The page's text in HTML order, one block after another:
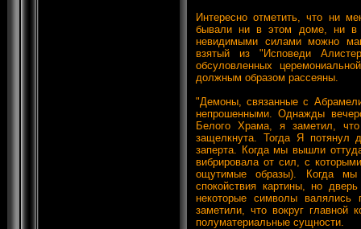
Интересно отметить, что ни
бывали ни в этом доме, ни в
невидимыми силами можно
взятый из "Исповеди
обсуловленных
должным образом рассеяны.
"Демоны, связанные с
непрошенными. Однажды
Белого Храма, я заметил,
защелкнута. Тогда Я
заперта. Когда мы вышли
вибрировала от сил, с
ощутимые образы). Когда
спокойствия картины, но
некоторые символы
заметили, что вокруг главной
полуматериальные сущности.